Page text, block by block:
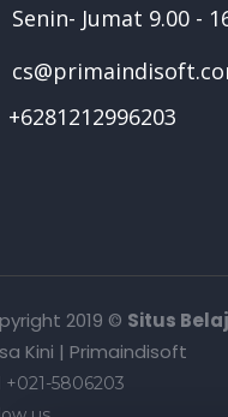
Senin- Jumat 9.00 -
+6281212996203
2019 © Situs
Kini | Primaindisoft
+021-5806203